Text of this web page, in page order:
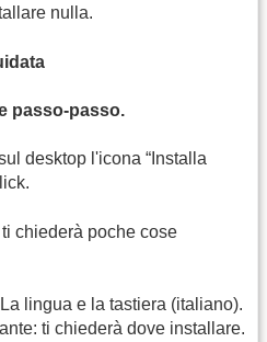
nulla.
passo-passo.
desktop l'icona “Installa
chiederà poche cose
lingua e la tastiera (italiano).
ti chiederà dove installare.